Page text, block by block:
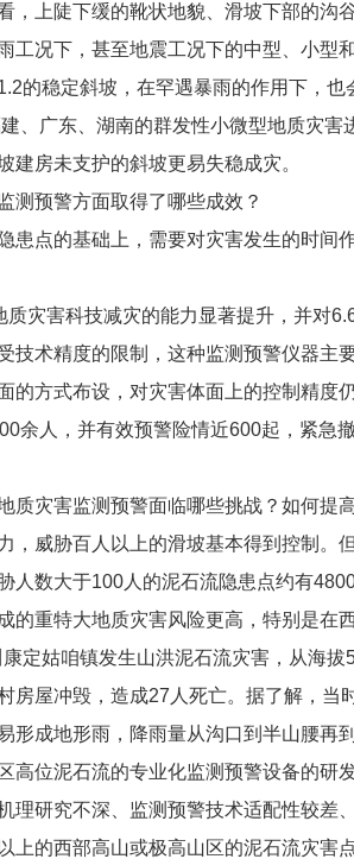
，上陡下缓的靴状地貌、滑坡下部的沟
工况下，甚至地震工况下的中型、小型
的稳定斜坡，在罕遇暴雨的作用下，
、广东、湖南的群发性小微型地质灾
建房未支护的斜坡更易失稳成灾。
测预警方面取得了哪些成效？
患点的基础上，需要对灾害发生的时
质灾害科技减灾的能力显著提升，并对
技术精度的限制，这种监测预警仪器
的方式布设，对灾害体面上的控制精
余人，并有效预警险情近600起，紧急
质灾害监测预警面临哪些挑战？如何提
，威胁百人以上的滑坡基本得到控制。
人数大于100人的泥石流隐患点约有
的重特大地质灾害风险更高，特别是在
定姑咱镇发生山洪泥石流灾害，从海
房屋冲毁，造成27人死亡。据了解，当
形成地形雨，降雨量从沟口到半山腰再
高位泥石流的专业化监测预警设备的
理研究不深、监测预警技术适配性较
上的西部高山或极高山区的泥石流灾害